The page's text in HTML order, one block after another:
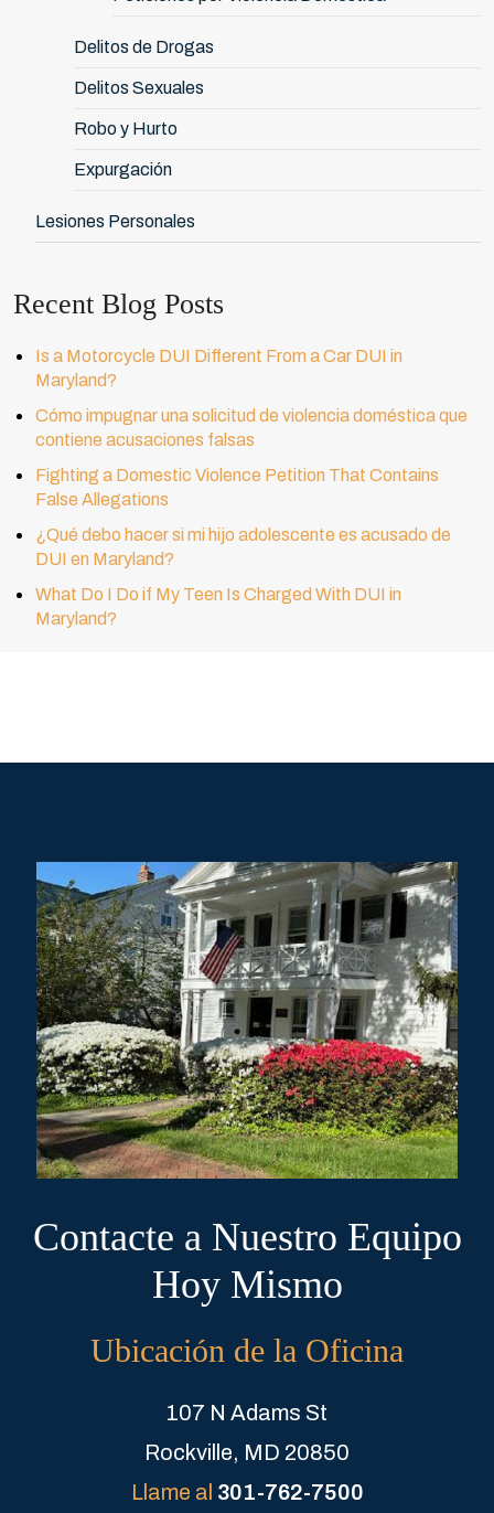
Delitos de Drogas
Delitos Sexuales
Robo y Hurto
Expurgación
Lesiones Personales
Recent Blog Posts
Is a Motorcycle DUI Different From a Car DUI in
Maryland?
Cómo impugnar una solicitud de violencia doméstica que
contiene acusaciones falsas
Fighting a Domestic Violence Petition That Contains
False Allegations
¿Qué debo hacer si mi hijo adolescente es acusado de
DUI en Maryland?
What Do I Do if My Teen Is Charged With DUI in
Maryland?
Contacte a Nuestro Equipo
Hoy Mismo
Ubicación de la Oficina
107 N Adams St
Rockville, MD 20850
Llame al 301-762-7500